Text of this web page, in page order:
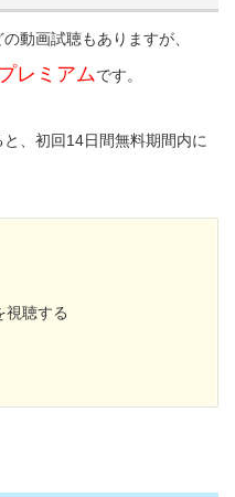
動画試聴もありますが、
レミアムです。
、初回14日間無料期間内に
視聴する